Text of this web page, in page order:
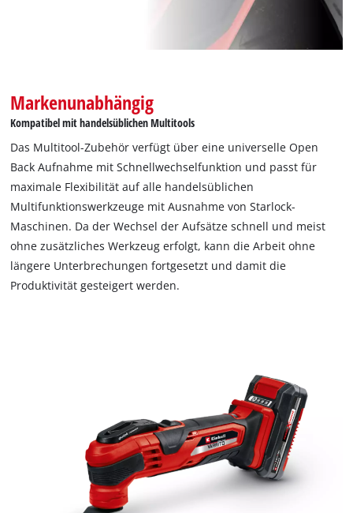
Markenunabhängig
Kompatibel mit handelsüblichen Multitools
Das Multitool-Zubehör verfügt über eine universelle Open
Back Aufnahme mit Schnellwechselfunktion und passt für
maximale Flexibilität auf alle handelsüblichen
Multifunktionswerkzeuge mit Ausnahme von Starlock-
Maschinen. Da der Wechsel der Aufsätze schnell und meist
ohne zusätzliches Werkzeug erfolgt, kann die Arbeit ohne
längere Unterbrechungen fortgesetzt und damit die
Produktivität gesteigert werden.